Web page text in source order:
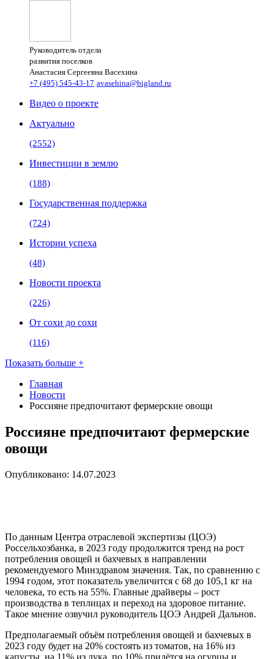
Руководитель отдела
развития поселков
Анастасия Сергеевна Васехина
+7 (495) 545-43-17 avasehina@bigland.ru
Видео о проекте
Актуально
(2552)
Инвестиции в землю
(188)
Государственная поддержка
(724)
Истории успеха
(48)
Новости проекта
(226)
От сохи до сохи
(116)
Показать больше +
Главная
Новости
Россияне предпочитают фермерские овощи
Россияне предпочитают фермерские
овощи
Опубликовано: 14.07.2023
По данным Центра отраслевой экспертизы (ЦОЭ)
Россельхозбанка, в 2023 году продолжится тренд на рост
потребления овощей и бахчевых в направлении
рекомендуемого Минздравом значения. Так, по сравнению с
1994 годом, этот показатель увеличится с 68 до 105,1 кг на
человека, то есть на 55%. Главные драйверы – рост
производства в теплицах и переход на здоровое питание.
Такое мнение озвучил руководитель ЦОЭ Андрей Дальнов.
Предполагаемый объём потребления овощей и бахчевых в
2023 году будет на 20% состоять из томатов, на 16% из
капусты, на 11% из лука, по 10% придётся на огурцы и